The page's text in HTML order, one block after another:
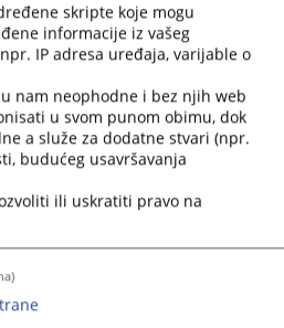
boje. Najniži nivo navigacije je
boje.
imate i informacijom o tome gdje se
kategoriju izbornika.
i/ili .doc. odnosno .pdf. formatu. Doc
sa web stranica (download). Za
acrobat reader od 7.0 verzije. Za
1024x768.
skripte koje mogu
informacije iz vašeg
IP adresa uređaja, varijable o
nam neophodne i bez njih web
u svom punom obimu, dok
a služe za dodatne stvari (npr.
budućeg usavršavanja
ili uskratiti pravo na